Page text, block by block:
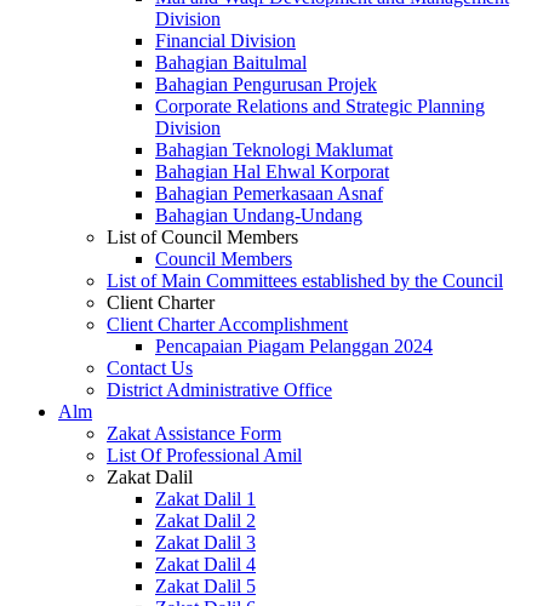
Division
Financial Division
Bahagian Baitulmal
Bahagian Pengurusan Projek
Corporate Relations and Strategic Planning
Division
Bahagian Teknologi Maklumat
Bahagian Hal Ehwal Korporat
Bahagian Pemerkasaan Asnaf
Bahagian Undang-Undang
List of Council Members
Council Members
List of Main Committees established by the Council
Client Charter
Client Charter Accomplishment
Pencapaian Piagam Pelanggan 2024
Contact Us
District Administrative Office
Alm
Zakat Assistance Form
List Of Professional Amil
Zakat Dalil
Zakat Dalil 1
Zakat Dalil 2
Zakat Dalil 3
Zakat Dalil 4
Zakat Dalil 5